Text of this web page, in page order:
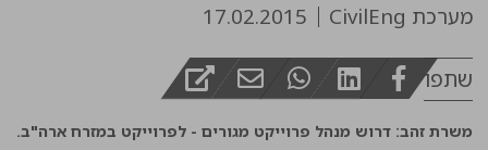
מערכת CivilEng 17.02.2015
שתפו
משרת זהב: דרוש מנהל פרוייקט מגורים - לפרוייקט במזרח ארה"ב.